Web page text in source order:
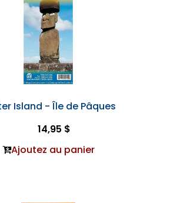
Island - Île de Pâques
14,95 $
Ajoutez au panier